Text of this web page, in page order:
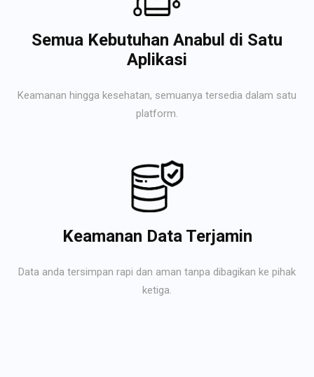
Semua Kebutuhan Anabul di Satu
Aplikasi
Keamanan hingga kesehatan, semuanya tersedia dalam satu
platform.
Keamanan Data Terjamin
Data anda tersimpan rapi dan aman tanpa dibagikan ke pihak
ketiga.